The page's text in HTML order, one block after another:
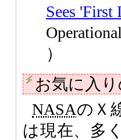
Sees 'First
）
お気に入
NASAのＸ
は現在、多